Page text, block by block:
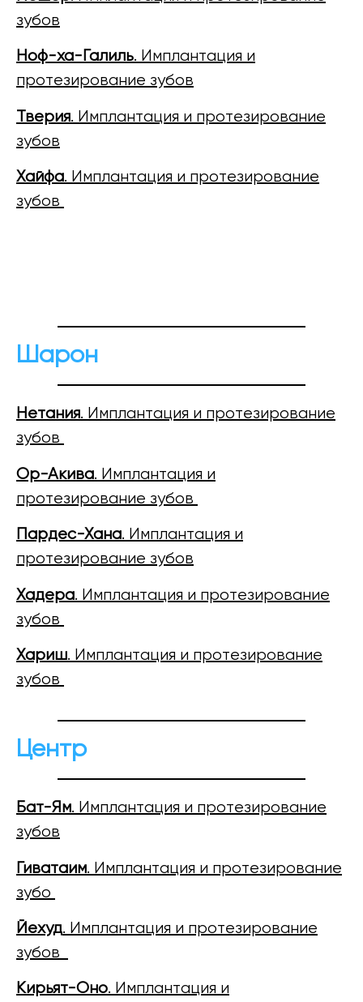
зубов
Ноф-ха-Галиль. Имплантация и
протезирование зубов
Тверия. Имплантация и протезирование
зубов
Хайфа. Имплантация и протезирование
зубов
Шарон
Нетания. Имплантация и протезирование
зубов
Ор-Акива. Имплантация и
протезирование зубов
Пардес-Хана. Имплантация и
протезирование зубов
Хадера. Имплантация и протезирование
зубов
Хариш. Имплантация и протезирование
зубов
Центр
Бат-Ям. Имплантация и протезирование
зубов
Гиватаим. Имплантация и протезирование
зубо
Йехуд. Имплантация и протезирование
зубов
Кирьят-Оно. Имплантация и